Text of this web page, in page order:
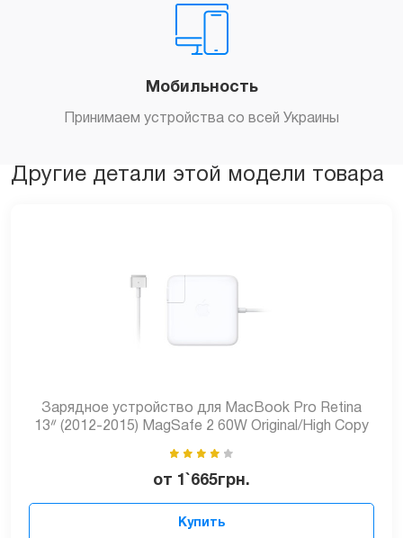
Мобильность
Принимаем устройства со всей Украины
Другие детали этой модели товара
Зарядное устройство для MacBook Pro Retina
13ᐥ (2012-2015) MagSafe 2 60W Original/High Copy
от 1`665грн.
Купить